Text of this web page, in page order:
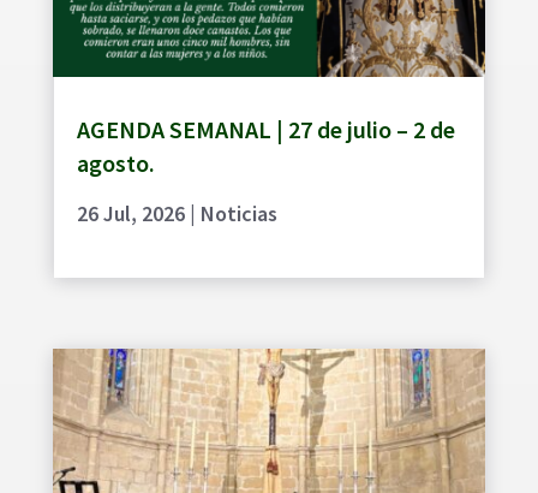
AGENDA SEMANAL | 27 de julio – 2 de
agosto.
26 Jul, 2026| Noticias